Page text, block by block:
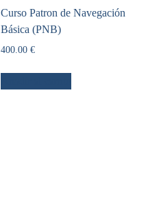
Curso Patron de Navegación
Básica (PNB)
400.00 €